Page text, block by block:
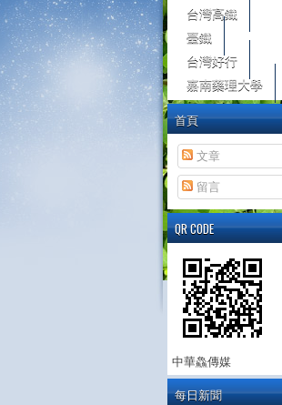
台灣高鐵
臺鐵
台灣好行
嘉南藥理大學
首頁
文章
留言
QR CODE
中華鱻傳媒
每日新聞